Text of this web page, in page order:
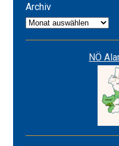
Archiv
Archiv
NÖ